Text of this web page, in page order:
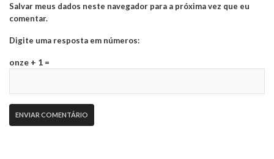
Salvar meus dados neste navegador para a próxima vez que eu
comentar.
Digite uma resposta em números:
onze + 1 =